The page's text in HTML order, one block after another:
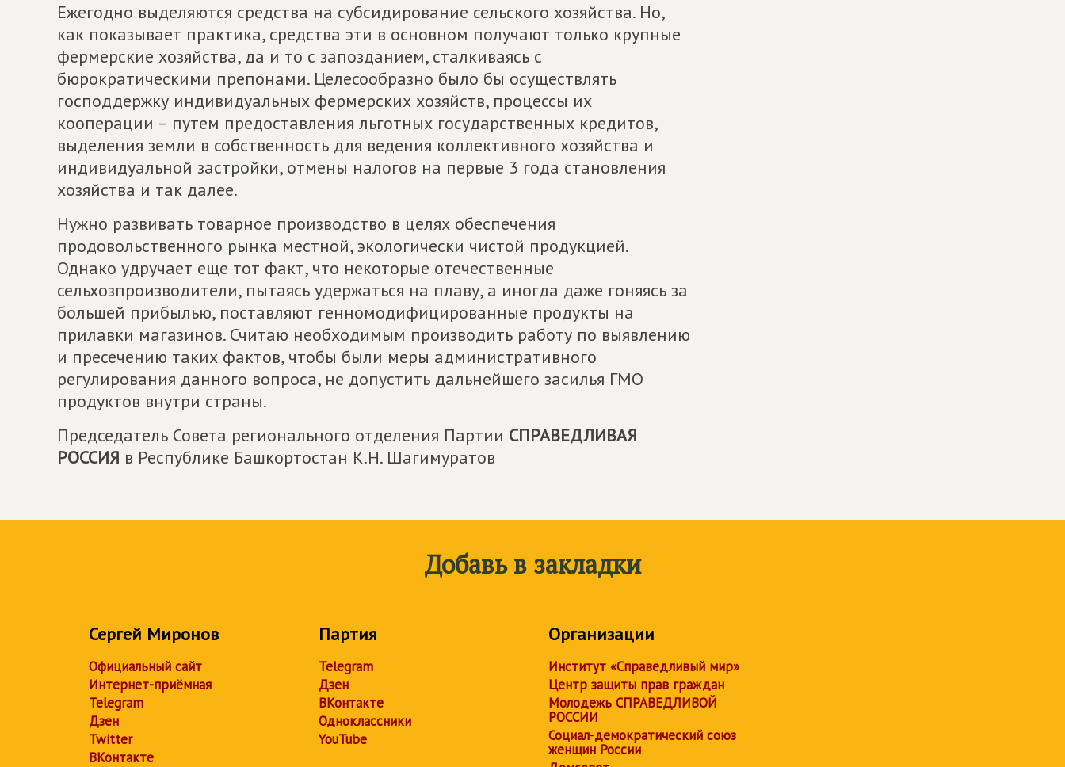
Ежегодно выделяются средства на субсидирование сельского хозяйства. Но,
как показывает практика, средства эти в основном получают только крупные
фермерские хозяйства, да и то с запозданием, сталкиваясь с
бюрократическими препонами. Целесообразно было бы осуществлять
господдержку индивидуальных фермерских хозяйств, процессы их
кооперации – путем предоставления льготных государственных кредитов,
выделения земли в собственность для ведения коллективного хозяйства и
индивидуальной застройки, отмены налогов на первые 3 года становления
хозяйства и так далее.
Нужно развивать товарное производство в целях обеспечения
продовольственного рынка местной, экологически чистой продукцией.
Однако удручает еще тот факт, что некоторые отечественные
сельхозпроизводители, пытаясь удержаться на плаву, а иногда даже гоняясь за
большей прибылью, поставляют генномодифицированные продукты на
прилавки магазинов. Считаю необходимым производить работу по выявлению
и пресечению таких фактов, чтобы были меры административного
регулирования данного вопроса, не допустить дальнейшего засилья ГМО
продуктов внутри страны.
Председатель Совета регионального отделения Партии СПРАВЕДЛИВАЯ
РОССИЯ в Республике Башкортостан К.Н. Шагимуратов
Добавь в закладки
Сергей Миронов
Официальный сайт
Интернет-приёмная
Telegram
Дзен
Twitter
ВКонтакте
Партия
Telegram
Дзен
ВКонтакте
Одноклассники
YouTube
Организации
Институт «Справедливый мир»
Центр защиты прав граждан
Молодежь СПРАВЕДЛИВОЙ
РОССИИ
Социал-демократический союз
женщин России